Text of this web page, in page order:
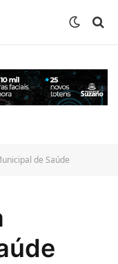
de Saúde